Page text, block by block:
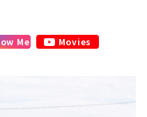
Me Movies